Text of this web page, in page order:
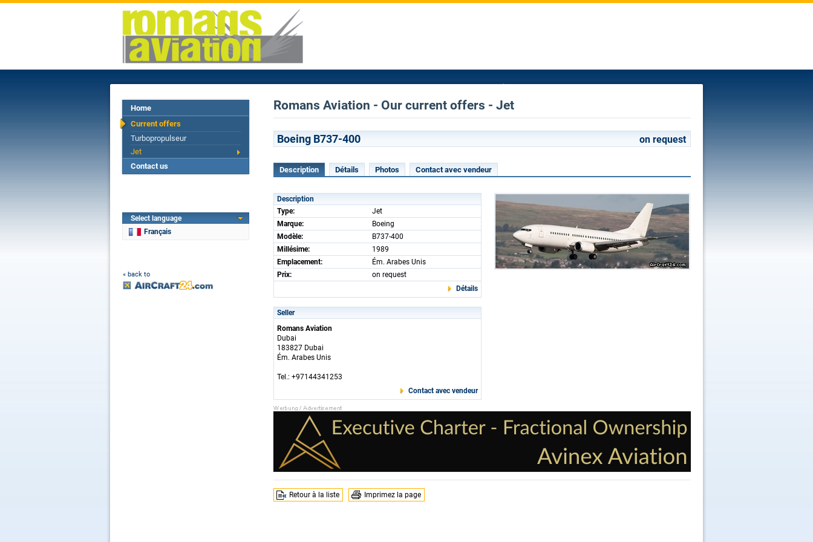
Home
Current offers
Turbopropulseur
Jet
Contact us
Select language
Français
« back to
Romans Aviation - Our current offers - Jet
Boeing B737-400 on request
Description Détails Photos Contact avec vendeur
Description
Type:
Jet
Marque:
Boeing
Modèle:
B737-400
Millésime:
1989
Emplacement:
Ém. Arabes Unis
Prix:
on request
Détails
Seller
Romans Aviation
Dubai
183827 Dubai
Ém. Arabes Unis
Tel.: +97144341253
Contact avec vendeur
Retour à la liste Imprimez la page